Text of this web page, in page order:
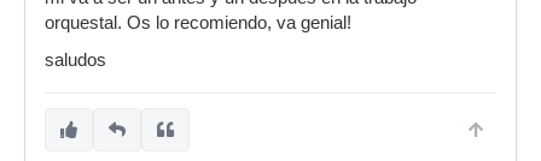
orquestal. Os lo recomiendo, va genial!
saludos